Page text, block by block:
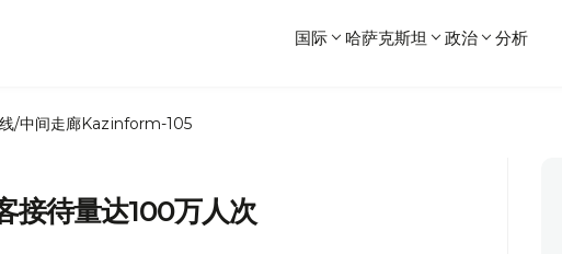
国际 哈萨克斯坦 政治 分析
/中间走廊Kazinform-105
接待量达100万人次